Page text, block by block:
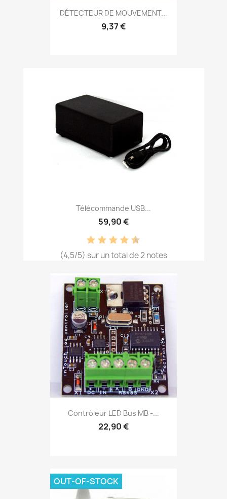
DÉTECTEUR DE MOUVEMENT...
9,37 €
Télécommande USB...
59,90 €
(4,5/5) sur un total de 2 notes
Contrôleur LED Bus MB -...
22,90 €
OUT-OF-STOCK